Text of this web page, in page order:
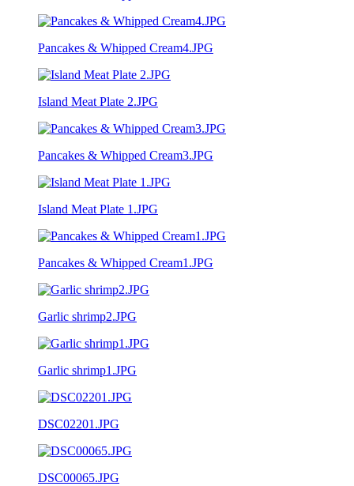
Pancakes & Whipped Cream4.JPG
Island Meat Plate 2.JPG
Pancakes & Whipped Cream3.JPG
Island Meat Plate 1.JPG
Pancakes & Whipped Cream1.JPG
Garlic shrimp2.JPG
Garlic shrimp1.JPG
DSC02201.JPG
DSC00065.JPG